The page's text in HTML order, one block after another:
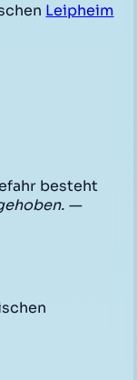
Leipheim
besteht
—